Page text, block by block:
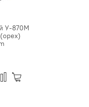
У-870М